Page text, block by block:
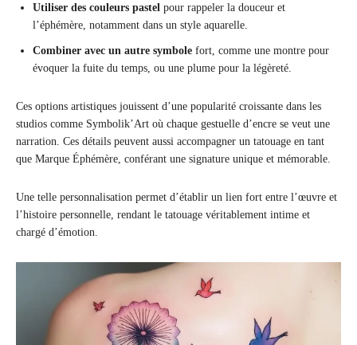
Utiliser des couleurs pastel pour rappeler la douceur et
l’éphémère, notamment dans un style aquarelle.
Combiner avec un autre symbole fort, comme une montre pour
évoquer la fuite du temps, ou une plume pour la légèreté.
Ces options artistiques jouissent d’une popularité croissante dans les
studios comme Symbolik’Art où chaque gestuelle d’encre se veut une
narration. Ces détails peuvent aussi accompagner un tatouage en tant
que Marque Éphémère, conférant une signature unique et mémorable.
Une telle personnalisation permet d’établir un lien fort entre l’œuvre et
l’histoire personnelle, rendant le tatouage véritablement intime et
chargé d’émotion.